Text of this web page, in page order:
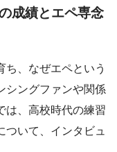
成績とエペ専念
ち、なぜエペという
シングファンや関係
は、高校時代の練習
いて、インタビュ